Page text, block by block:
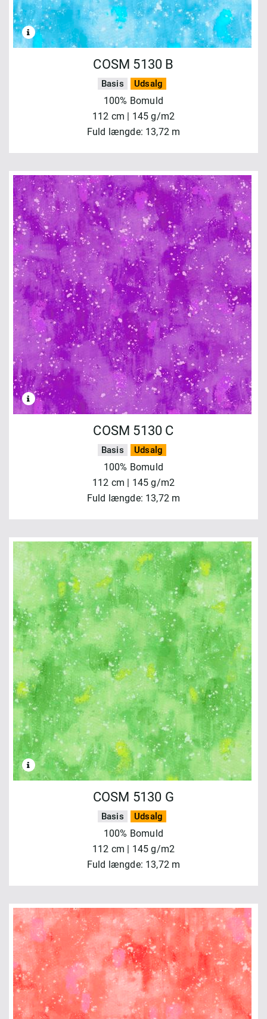
COSM 5130 B
Basis Udsalg
100% Bomuld
112 cm | 145 g/m2
Fuld længde: 13,72 m
COSM 5130 C
Basis Udsalg
100% Bomuld
112 cm | 145 g/m2
Fuld længde: 13,72 m
COSM 5130 G
Basis Udsalg
100% Bomuld
112 cm | 145 g/m2
Fuld længde: 13,72 m